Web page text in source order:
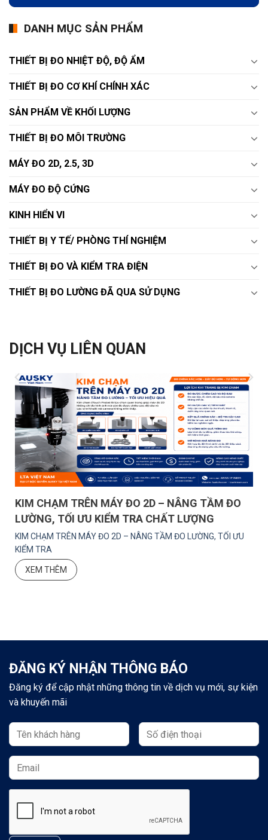
DANH MỤC SẢN PHẨM
THIẾT BỊ ĐO NHIỆT ĐỘ, ĐỘ ẨM
THIẾT BỊ ĐO CƠ KHÍ CHÍNH XÁC
SẢN PHẨM VỀ KHỐI LƯỢNG
THIẾT BỊ ĐO MÔI TRƯỜNG
MÁY ĐO 2D, 2.5, 3D
MÁY ĐO ĐỘ CỨNG
KINH HIỂN VI
THIẾT BỊ Y TẾ/ PHÒNG THÍ NGHIỆM
THIẾT BỊ ĐO VÀ KIỂM TRA ĐIỆN
THIẾT BỊ ĐO LƯỜNG ĐÃ QUA SỬ DỤNG
DỊCH VỤ LIÊN QUAN
KIM CHẠM TRÊN MÁY ĐO 2D – NÂNG TẦM ĐO
LƯỜNG, TỐI ƯU KIỂM TRA CHẤT LƯỢNG
KIM CHẠM TRÊN MÁY ĐO 2D – NÂNG TẦM ĐO LƯỜNG, TỐI ƯU
KIỂM TRA
XEM THÊM
ĐĂNG KÝ NHẬN THÔNG BÁO
Đăng ký để cập nhật những thông tin về dịch vụ mới, sự kiện
và khuyến mãi